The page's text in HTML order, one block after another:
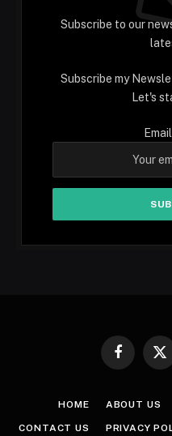
Subscribe to our
Subscribe my
Let's
Facebook
X
HOME ABOUT US
CONTACT US PRIVACY